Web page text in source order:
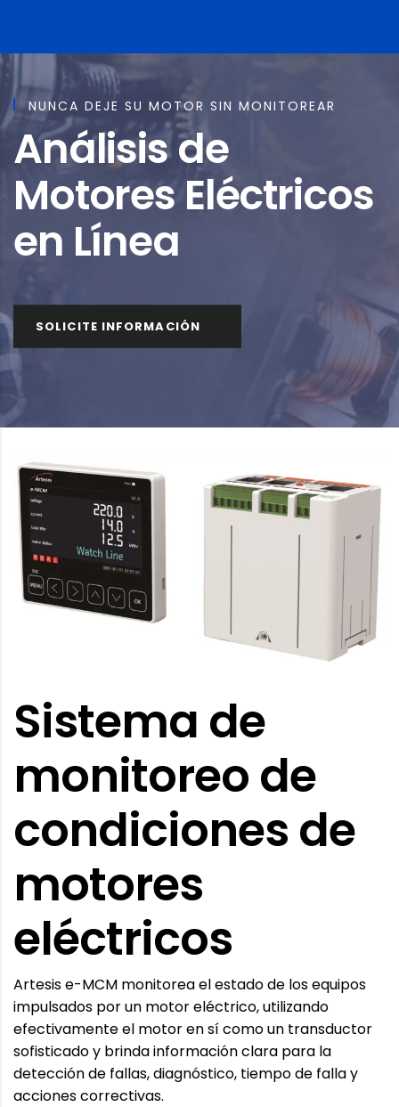
Análisis de
Motores Eléctricos
en Línea
NUNCA DEJE SU MOTOR SIN MONITOREAR
SOLICITE INFORMACIÓN
Sistema de
monitoreo de
condiciones de
motores
eléctricos
Artesis e-MCM monitorea el estado de los equipos
impulsados ​​por un motor eléctrico, utilizando
efectivamente el motor en sí como un transductor
sofisticado y brinda información clara para la
detección de fallas, diagnóstico, tiempo de falla y
acciones correctivas.